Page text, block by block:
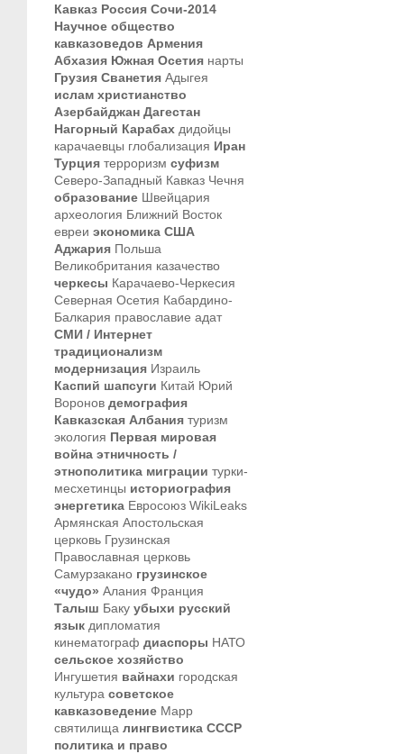
Кавказ Россия Сочи-2014
Научное общество
кавказоведов Армения
Абхазия Южная Осетия нарты
Грузия Сванетия Адыгея
ислам христианство
Азербайджан Дагестан
Нагорный Карабах дидойцы
карачаевцы глобализация Иран
Турция терроризм суфизм
Северо-Западный Кавказ Чечня
образование Швейцария
археология Ближний Восток
евреи экономика США
Аджария Польша
Великобритания казачество
черкесы Карачаево-Черкесия
Северная Осетия Кабардино-
Балкария православие адат
СМИ / Интернет
традиционализм
модернизация Израиль
Каспий шапсуги Китай Юрий
Воронов демография
Кавказская Албания туризм
экология Первая мировая
война этничность /
этнополитика миграции турки-
месхетинцы историография
энергетика Евросоюз WikiLeaks
Армянская Апостольская
церковь Грузинская
Православная церковь
Самурзакано грузинское
«чудо» Алания Франция
Талыш Баку убыхи русский
язык дипломатия
кинематограф диаспоры НАТО
сельское хозяйство
Ингушетия вайнахи городская
культура советское
кавказоведение Марр
святилища лингвистика СССР
политика и право